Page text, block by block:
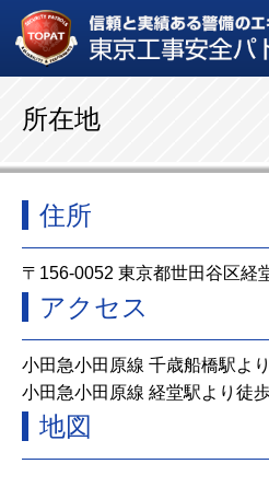
所在地
住所
〒156-0052 東京都世田谷区経
アクセス
小田急小田原線 千歳船橋駅よ
小田急小田原線 経堂駅より徒
地図